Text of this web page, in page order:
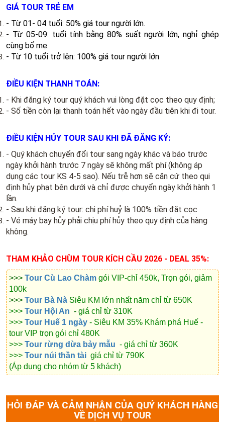
GIÁ TOUR TRẺ EM
- Từ 01- 04 tuổi: 50% giá tour người lớn.
- Từ 05-09: tuổi tính bằng 80% suất ng­­ười lớn, nghỉ ghép
cùng bố mẹ.
- Từ 10 tuổi trở lên: 100% giá tour người lớn
ĐIỀU KIỆN THANH TOÁN:
- Khi đăng ký tour quý khách vui lòng đặt cọc theo quy định;
- Số tiền còn lại thanh toán hết vào ngày đầu tiên khi đi tour.
ĐIỀU KIỆN HỦY TOUR SAU KHI ĐÃ ĐĂNG KÝ:
- Quý khách chuyển đổi tour sang ngày khác và báo trước
ngày khởi hành trước 7 ngày sẽ không mất phí (không áp
dụng các tour KS 4-5 sao). Nếu trễ hơn sẽ căn cứ theo qui
định hủy phạt bên dưới và chỉ được chuyển ngày khởi hành 1
lần.
- Sau khi đăng ký tour: chi phí huỷ là 100% tiền đặt cọc
- Vé máy bay hủy phải chịu phí hủy theo quy định của hàng
không.
THAM KHẢO CHÙM TOUR KÍCH CẦU 2026 - DEAL 35%:
>>>Tour Cù Lao Chàm gói VIP-chỉ 450k, Trọn gói, giảm
100k
>>>Tour Bà Nà Siêu KM lớn nhất năm chỉ từ 650K
>>>Tour Hội An -giá chỉ từ 310K
>>>Tour Huế 1 ngày - Siêu KM 35% Khám phá Huế -
tour VIP trọn gói chỉ 480K
>>> Tour rừng dừa bảy mẫu - giá chỉ từ 360K
>>>Tour núi thần tài giá chỉ từ 790K
(Áp dụng cho nhóm từ 5 khách)
HỎI ĐÁP VÀ CẢM NHẬN CỦA QUÝ KHÁCH HÀNG
VỀ DỊCH VỤ TOUR